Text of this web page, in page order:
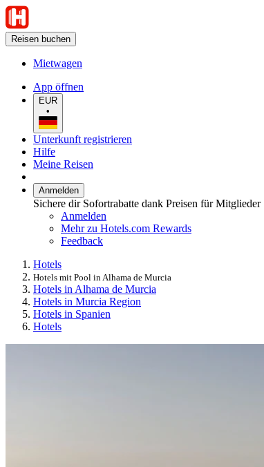
Reisen buchen
Mietwagen
App öffnen
EUR
•
Unterkunft registrieren
Hilfe
Meine Reisen
Anmelden
Sichere dir Sofortrabatte dank Preisen für Mitglieder
Anmelden
Mehr zu Hotels.com Rewards
Feedback
Hotels
Hotels mit Pool in Alhama de Murcia
Hotels in Alhama de Murcia
Hotels in Murcia Region
Hotels in Spanien
Hotels